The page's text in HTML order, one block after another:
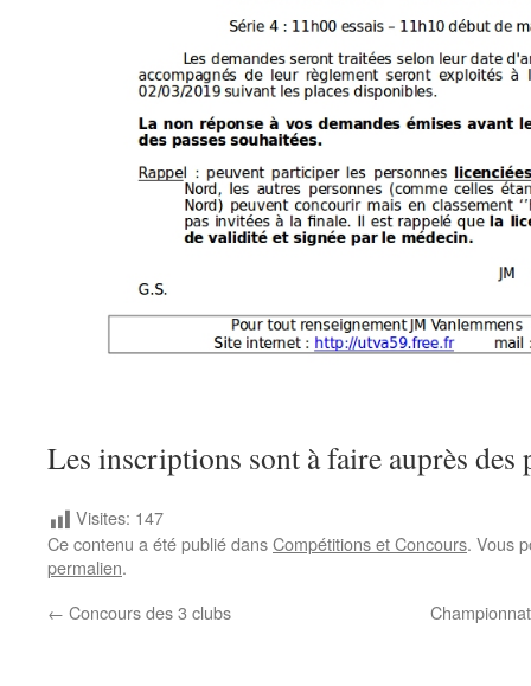
Les inscriptions sont à faire auprès des
Visites: 147
Ce contenu a été publié dansCompétitions et Concours. Vous
permalien.
← Concours des 3 clubs